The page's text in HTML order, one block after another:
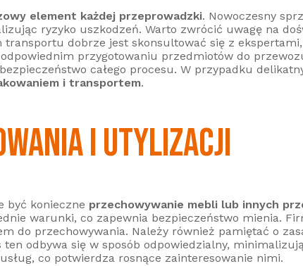
element każdej przeprowadzki. Nowoczesny
ryzyko uszkodzeń. Warto zwrócić uwagę na
transportu dobrze jest skonsultować się z
przygotowaniu przedmiotów do
całego procesu. W przypadku
i transportem.
I UTYLIZACJI
być konieczne przechowywanie mebli lub innych
warunki, co zapewnia bezpieczeństwo mienia.
do przechowywania. Należy również pamiętać o
odbywa się w sposób odpowiedzialny,
co potwierdza rosnące zainteresowanie nimi.